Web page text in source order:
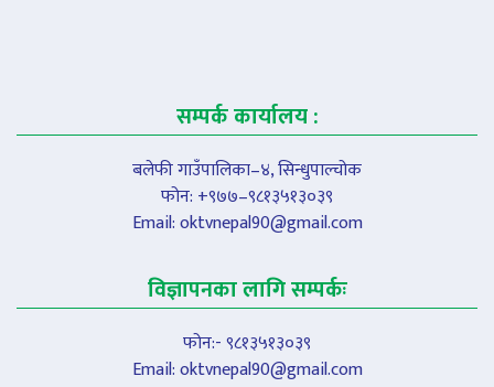
सम्पर्क कार्यालय :
बलेफी गाउँपालिका–४, सिन्धुपाल्चोक
फोन: +९७७–९८१३५१३०३९
Email:oktvnepal90@gmail.com
विज्ञापनका लागि सम्पर्कः
फोन:- ९८१३५१३०३९
Email:oktvnepal90@gmail.com